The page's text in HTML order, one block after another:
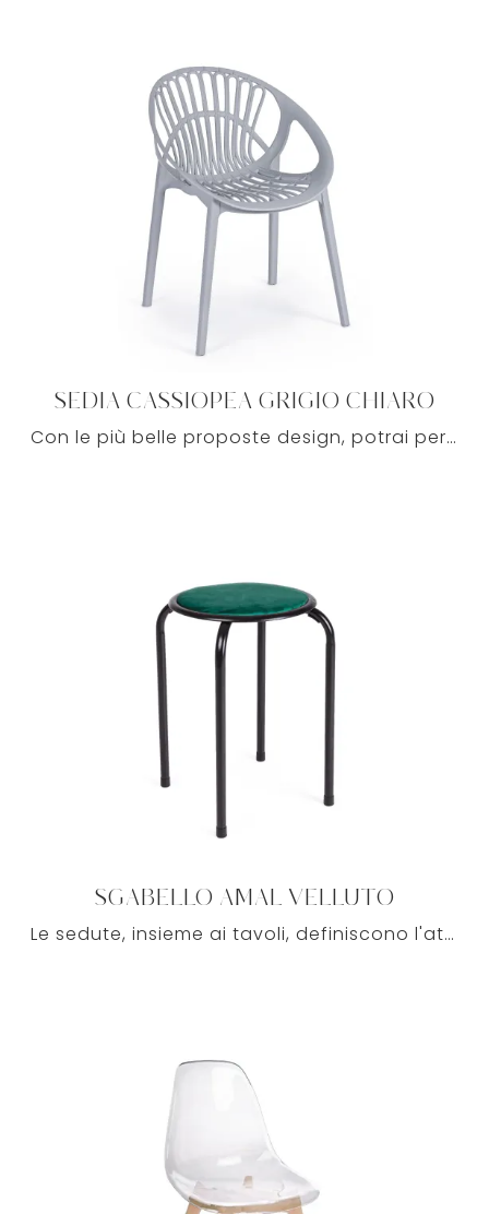
SEDIA CASSIOPEA GRIGIO CHIARO
Con le più belle proposte design, potrai personalizzare i tuoi ambienti domestici con stile e praticità, con tutta l'eccellenza garantita Bizzotto.
SGABELLO AMAL VELLUTO
Le sedute, insieme ai tavoli, definiscono l'atmosfera dei locali: se vuoi ottimizzare gli spazi arricchendone l'estetica, allora le nostre soluzioni ...